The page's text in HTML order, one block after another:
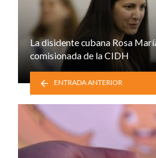
La disidente cubana Rosa
comisionada de la CIDH
ENTRADA ANTERIOR